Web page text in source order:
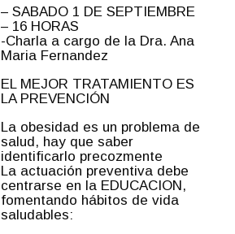
– SABADO 1 DE SEPTIEMBRE
– 16 HORAS
-Charla a cargo de la Dra. Ana
Maria Fernandez
EL MEJOR TRATAMIENTO ES
LA PREVENCIÓN
La obesidad es un problema de
salud, hay que saber
identificarlo precozmente
La actuación preventiva debe
centrarse en la EDUCACION,
fomentando hábitos de vida
saludables: